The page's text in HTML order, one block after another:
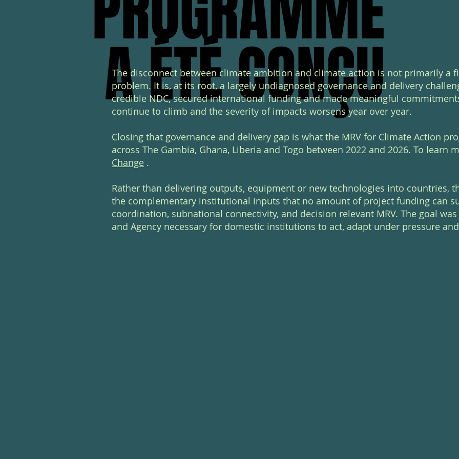
A ÉTÉ CONÇU
A ÉTÉ CONÇU
The disconnect between climate ambition and climate action is not primarily a
problem. It is, at its root, a largely undiagnosed governance and delivery
credible NDC, securedinternational funding and made meaningful
continue to climb and the severity of impacts worsens year over year.
Closing that governance and delivery gap is what the MRV for Climate Action
across The Gambia, Ghana, Liberia and Togo between 2022 and 2026. To learn
Change .
Rather than delivering outputs, equipment or new technologies into countries,
the complementary institutional inputs that no amount of project funding can
coordination, subnational connectivity, and decision relevant MRV. The goal
and Agency necessary for domestic institutions to act, adapt under pressure